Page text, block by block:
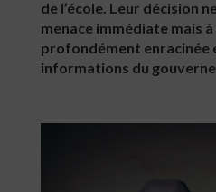
de l’école. Leur décision
menace immédiate mais
profondément enracinée
informations du